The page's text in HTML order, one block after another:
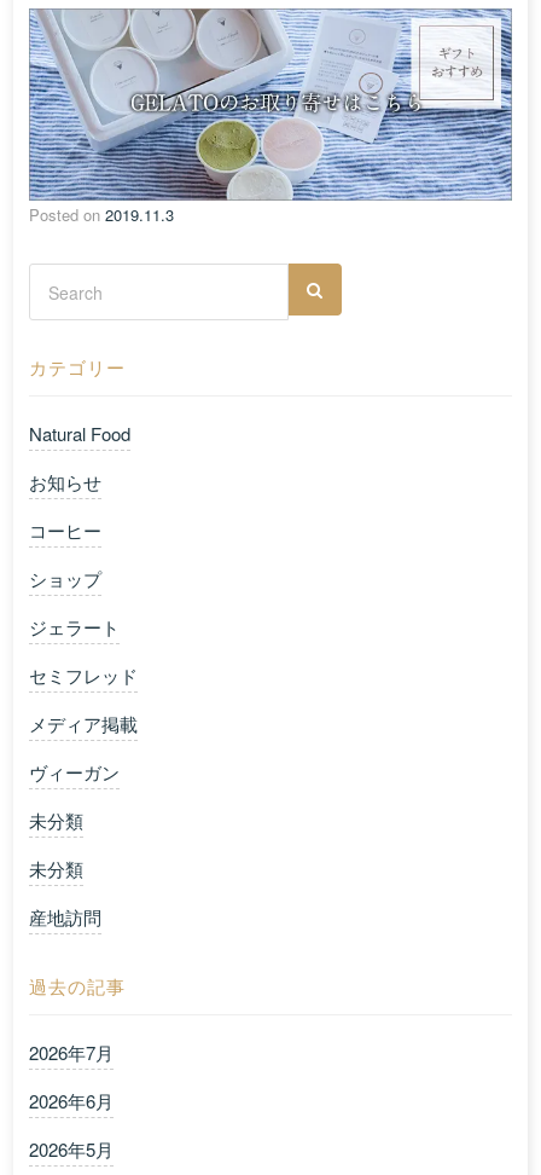
Posted on2019.11.3
カテゴリー
Natural Food
お知らせ
コーヒー
ショップ
ジェラート
セミフレッド
メディア掲載
ヴィーガン
未分類
未分類
産地訪問
過去の記事
2026年7月
2026年6月
2026年5月